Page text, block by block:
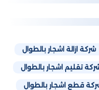
شركة ازالة اشجار بالطوال
تقليم اشجار بالطوال
قطع اشجار بالطوال